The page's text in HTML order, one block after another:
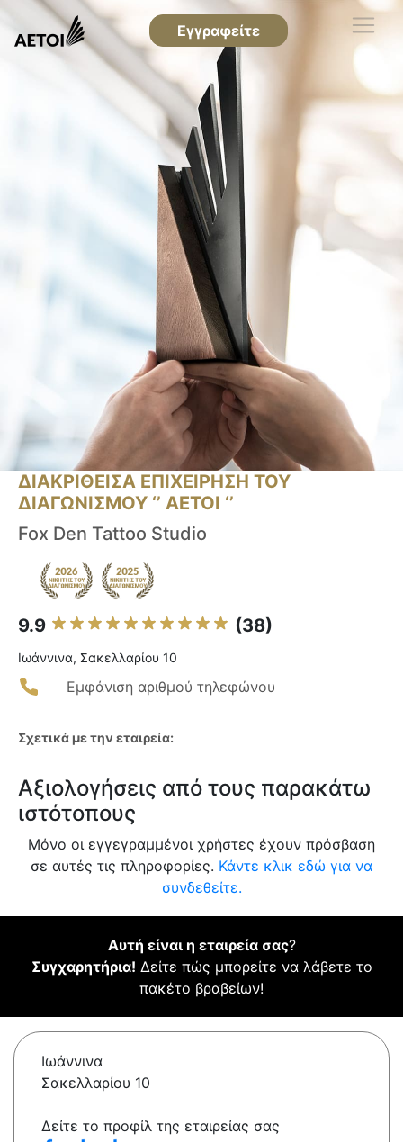
Εγγραφείτε
ΔΙΑΚΡΙΘΕΙΣΑ ΕΠΙΧΕΙΡΗΣΗ ΤΟΥ
ΔΙΑΓΩΝΙΣΜΟΥ ‘’ ΑΕΤΟΙ ‘’
Fox Den Tattoo Studio
9.9 (38)
Ιωάννινα, Σακελλαρίου 10
Εμφάνιση αριθμού τηλεφώνου
Σχετικά με την εταιρεία:
Αξιολογήσεις από τους παρακάτω
ιστότοπους
Μόνο οι εγγεγραμμένοι χρήστες έχουν πρόσβαση
σε αυτές τις πληροφορίες. Κάντε κλικ εδώ για να
συνδεθείτε.
Αυτή είναι η εταιρεία σας?
Συγχαρητήρια! Δείτε πώς μπορείτε να λάβετε το
πακέτο βραβείων!
Ιωάννινα
Σακελλαρίου 10
Δείτε το προφίλ της εταιρείας σας